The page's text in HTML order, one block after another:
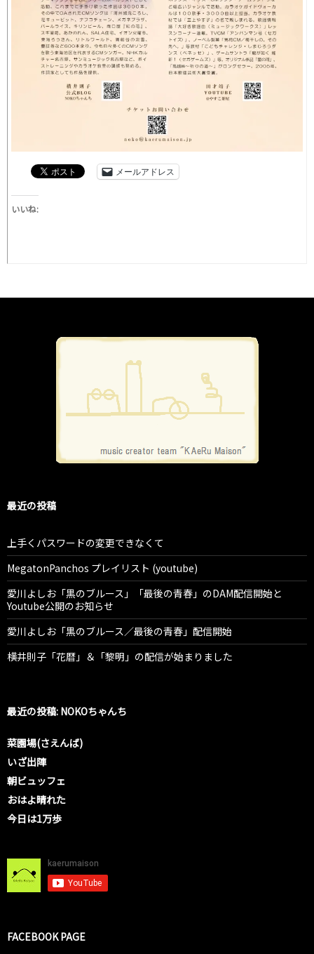
メールアドレス
いいね:
最近の投稿
上手くパスワードの変更できなくて
MegatonPanchos プレイリスト (youtube)
愛川よしお「黒のブルース」「最後の青春」のDAM配信開始と
Youtube公開のお知らせ
愛川よしお「黒のブルース／最後の青春」配信開始
横井則子「花暦」＆「黎明」の配信が始まりました
最近の投稿: NOKOちゃんち
菜園場(さえんば)
いざ出陣
朝ビュッフェ
おはよ晴れた
今日は1万歩
FACEBOOK PAGE